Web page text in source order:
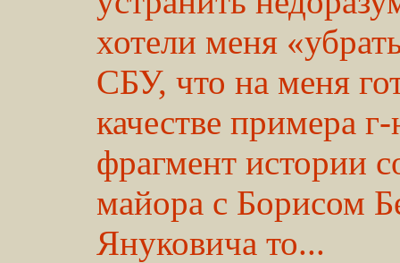
хотели меня
СБУ, что на меня
качестве примера
фрагмент истории
майора с Борисом
Януковича то...